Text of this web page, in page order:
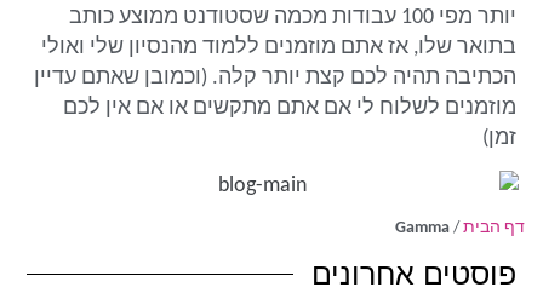
יותר מפי 100 עבודות מכמה שסטודנט ממוצע כותב
בתואר שלו, אז אתם מוזמנים ללמוד מהנסיון שלי ואולי
הכתיבה תהיה לכם קצת יותר קלה. (וכמובן שאתם עדיין
מוזמנים לשלוח לי אם אתם מתקשים או אם אין לכם
זמן)
דף הבית /
Gamma
פוסטים אחרונים